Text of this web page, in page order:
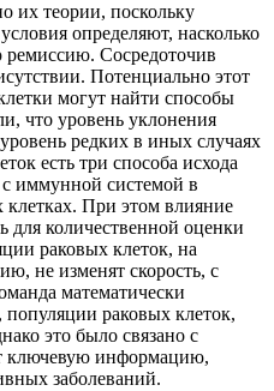
их теории, поскольку
определяют, насколько
ремиссию. Сосредоточив
Потенциально этот
могут найти способы
что уровень уклонения
редких в иных случаях
есть три способа исхода
с иммунной системой в
При этом влияние
для количественной оценки
раковых клеток, на
не изменят скорость, с
математически
популяции раковых клеток,
это было связано с
ключевую информацию,
заболеваний.